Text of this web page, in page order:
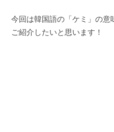
今回は韓国語の「ケミ」の意
ご紹介したいと思います！